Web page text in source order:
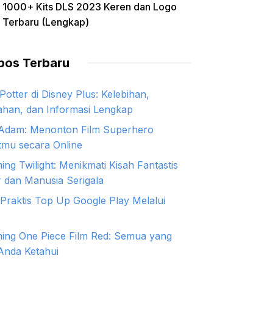
1000+ Kits DLS 2023 Keren dan Logo
Terbaru (Lengkap)
Terbaru
di Disney Plus: Kelebihan,
dan Informasi Lengkap
Menonton Film Superhero
secara Online
Twilight: Menikmati Kisah Fantastis
dan Manusia Serigala
Top Up Google Play Melalui
One Piece Film Red: Semua yang
Ketahui